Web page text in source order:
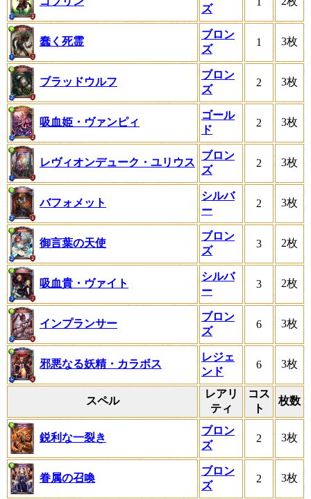
ズ
蠢く死霊
ブロン
ズ
1 3枚
ブラッドウルフ
ブロン
ズ
2 3枚
吸血姫・ヴァンピィ
ゴール
ド
2 3枚
レヴィオンデューク・ユリウス
ブロン
ズ
2 3枚
バフォメット
シルバ
ー
2 3枚
御言葉の天使
ブロン
ズ
3 2枚
吸血貴・ヴァイト
シルバ
ー
3 2枚
インプランサー
ブロン
ズ
6 3枚
邪悪なる妖精・カラボス
レジェ
ンド
6 3枚
スペル
レアリ
ティ
コス
ト
枚数
鋭利な一裂き
ブロン
ズ
2 3枚
眷属の召喚
ブロン
ズ
2 3枚